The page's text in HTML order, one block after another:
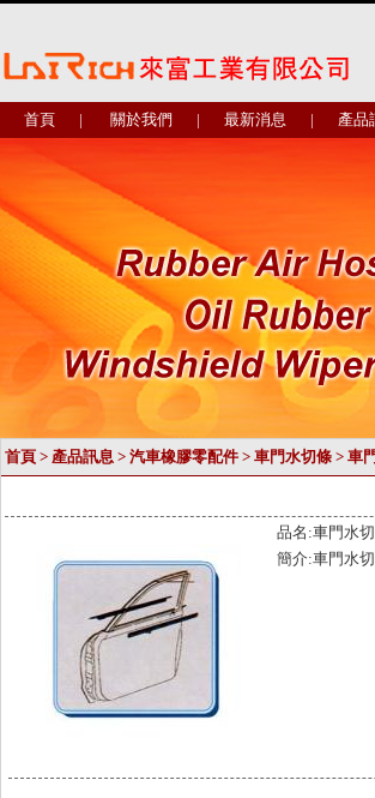
首頁 | 關於我們 | 最新消息 | 產品
首頁 > 產品訊息 > 汽車橡膠零配件 > 車門水切條 > 車
品名:車門水
簡介:車門水